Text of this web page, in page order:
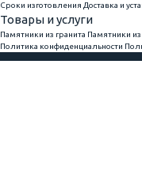
Сроки изготовления Доставка и
Товары и услуги
Памятники из гранита Памятники
Политика конфиденциальности